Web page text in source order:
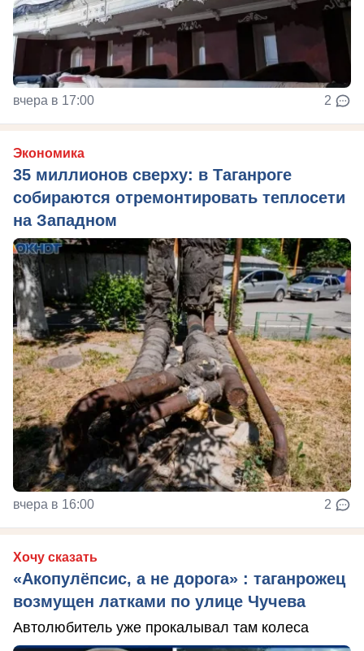
вчера в 17:00 2
Экономика
35 миллионов сверху: в Таганроге
собираются отремонтировать теплосети
на Западном
вчера в 16:00 2
Хочу сказать
«Акопулёпсис, а не дорога» : таганрожец
возмущен латками по улице Чучева
Автолюбитель уже прокалывал там колеса